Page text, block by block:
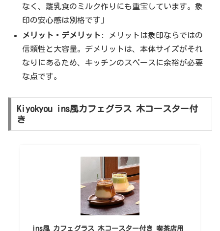
なく、離乳食のミルク作りにも重宝しています。象
印の安心感は別格です」
メリット・デメリット : メリットは象印ならではの
信頼性と大容量。デメリットは、本体サイズがそれ
なりにあるため、キッチンのスペースに余裕が必要
な点です。
Kiyokyou ins風カフェグラス 木コースター付
き
ins風 カフェグラス 木コースター付き 喫茶店用